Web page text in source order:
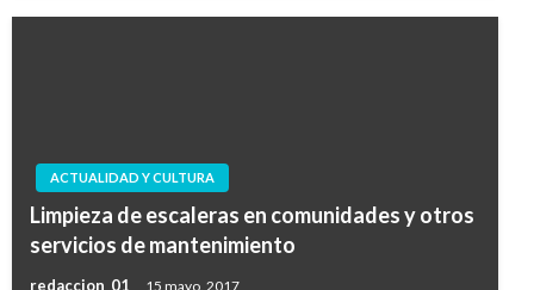
ACTUALIDAD Y CULTURA
Limpieza de escaleras en comunidades y otros
servicios de mantenimiento
redaccion_01 15 mayo, 2017